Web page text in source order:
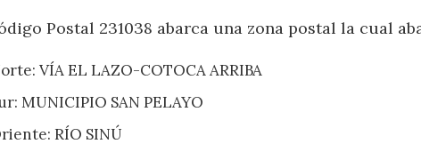
Postal 231038 abarca una zona postal la cual
VÍA EL LAZO-COTOCA ARRIBA
MUNICIPIO SAN PELAYO
RÍO SINÚ